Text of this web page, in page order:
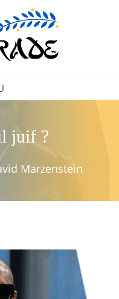
juif ?
Marzenstein